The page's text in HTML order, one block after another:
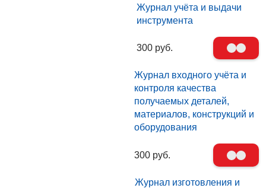
Журнал учёта и выдачи
инструмента
300 руб.
Журнал входного учёта и
контроля качества
получаемых деталей,
материалов, конструкций и
оборудования
300 руб.
Журнал изготовления и